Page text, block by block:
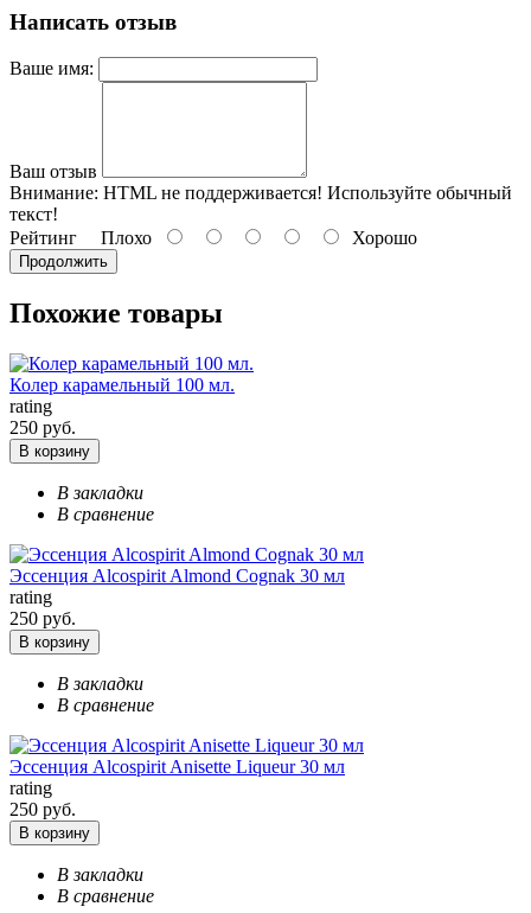
Написать отзыв
Ваше имя:
Ваш отзыв
Внимание: HTML не поддерживается! Используйте обычный
текст!
Рейтинг Плохо Хорошо
Продолжить
Похожие товары
Колер карамельный 100 мл.
rating
250 руб.
В корзину
В закладки
В сравнение
Эссенция Alcospirit Almond Cognak 30 мл
rating
250 руб.
В корзину
В закладки
В сравнение
Эссенция Alcospirit Anisette Liqueur 30 мл
rating
250 руб.
В корзину
В закладки
В сравнение